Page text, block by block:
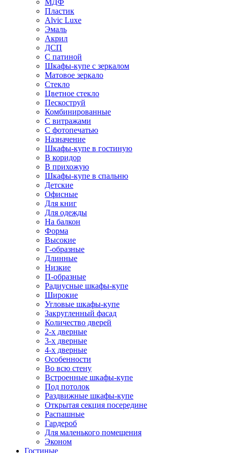
МДФ
Пластик
Alvic Luxe
Эмаль
Акрил
ДСП
С патиной
Шкафы-купе с зеркалом
Матовое зеркало
Стекло
Цветное стекло
Пескоструй
Комбинированные
С витражами
С фотопечатью
Назначение
Шкафы-купе в гостиную
В коридор
В прихожую
Шкафы-купе в спальню
Детские
Офисные
Для книг
Для одежды
На балкон
Форма
Высокие
Г-образные
Длинные
Низкие
П-образные
Радиусные шкафы-купе
Широкие
Угловые шкафы-купе
Закругленный фасад
Количество дверей
2-х дверные
3-х дверные
4-х дверные
Особенности
Во всю стену
Встроенные шкафы-купе
Под потолок
Раздвижные шкафы-купе
Открытая секция посередине
Распашные
Гардероб
Для маленького помещения
Эконом
Гостиные